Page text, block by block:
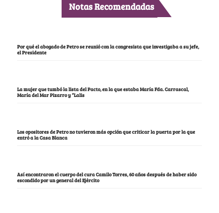
Notas Recomendadas
Por qué el abogado de Petro se reunió con la congresista que investigaba a su jefe,
el Presidente
La mujer que tumbó la lista del Pacto, en la que estaba María Fda. Carrascal,
María del Mar Pizarro y “Lalis
Los opositores de Petro no tuvieron más opción que criticar la puerta por la que
entró a la Casa Blanca
Así encontraron el cuerpo del cura Camilo Torres, 60 años después de haber sido
escondido por un general del Ejército